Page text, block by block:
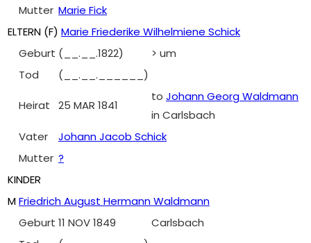
Mutter Marie Fick
ELTERN (F) Marie Friederike Wilhelmiene Schick
Geburt (__.__.1822)
> um
Tod
(__.__.______)
Heirat 25 MAR 1841
to Johann Georg Waldmann
in Carlsbach
Vater
Johann Jacob Schick
Mutter ?
KINDER
MFriedrich August Hermann Waldmann
Geburt 11 NOV 1849
Carlsbach